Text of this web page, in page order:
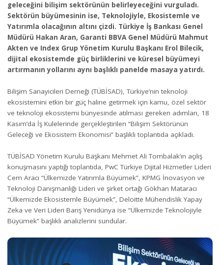
geleceğini bilişim sektörünün belirleyeceğini vurguladı.
Sektörün büyümesinin ise, Teknolojiyle, Ekosistemle ve
Yatırımla olacağının altını çizdi. Türkiye İş Bankası Genel
Müdürü Hakan Aran, Garanti BBVA Genel Müdürü Mahmut
Akten ve Index Grup Yönetim Kurulu Başkanı Erol Bilecik,
dijital ekosistemde güç birliklerini ve küresel büyümeyi
artırmanın yollarını aynı başlıklı panelde masaya yatırdı.
Bilişim Sanayicileri Derneği (TÜBİSAD), Türkiye’nin teknoloji
ekosistemini etkin bir güç haline getirmek için kamu, özel sektör
ve teknoloji ekosistemi bünyesinde atılması gereken adımları, 18
Kasım’da İş Kulelerinde gerçekleştirilen “Bilişim Sektörünün
Geleceği ve Ekosistem Ekonomisi” başlıklı toplantıda açıkladı.
TÜBİSAD Yönetim Kurulu Başkanı Mehmet Ali Tombalak’ın açılış
konuşmasını yaptığı toplantıda, PwC Türkiye Dijital Hizmetler Lideri
Cem Aracı “Ülkemizde Yatırımla Büyümek”, KPMG İnovasyon ve
Teknoloji Danışmanlığı Lideri ve şirket ortağı Gökhan Mataracı
“Ülkemizde Ekosistemle Büyümek”, Deloitte Mühendislik Yapay
Zeka ve Veri Lideri Barış Yenidünya ise “Ülkemizde Teknolojiyle
Büyümek” başlıklı analizlerini sundular.